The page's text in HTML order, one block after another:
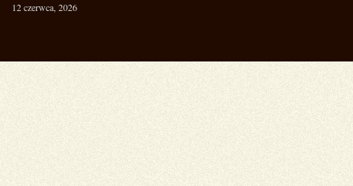
12 czerwca, 2026